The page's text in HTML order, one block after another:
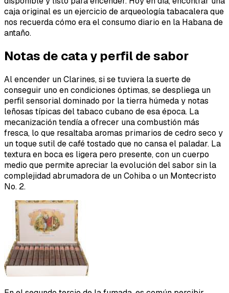
caja original es un ejercicio de arqueología tabacalera que
nos recuerda cómo era el consumo diario en la Habana de
antaño.
Notas de cata y perfil de sabor
Al encender un Clarines, si se tuviera la suerte de
conseguir uno en condiciones óptimas, se despliega un
perfil sensorial dominado por la tierra húmeda y notas
leñosas típicas del tabaco cubano de esa época. La
mecanización tendía a ofrecer una combustión más
fresca, lo que resaltaba aromas primarios de cedro seco y
un toque sutil de café tostado que no cansa el paladar. La
textura en boca es ligera pero presente, con un cuerpo
medio que permite apreciar la evolución del sabor sin la
complejidad abrumadora de un Cohiba o un Montecristo
No. 2.